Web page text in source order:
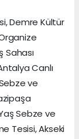
Demre Kültür
Sahası
Canlı
ve
Sebze ve
Tesisi, Akseki